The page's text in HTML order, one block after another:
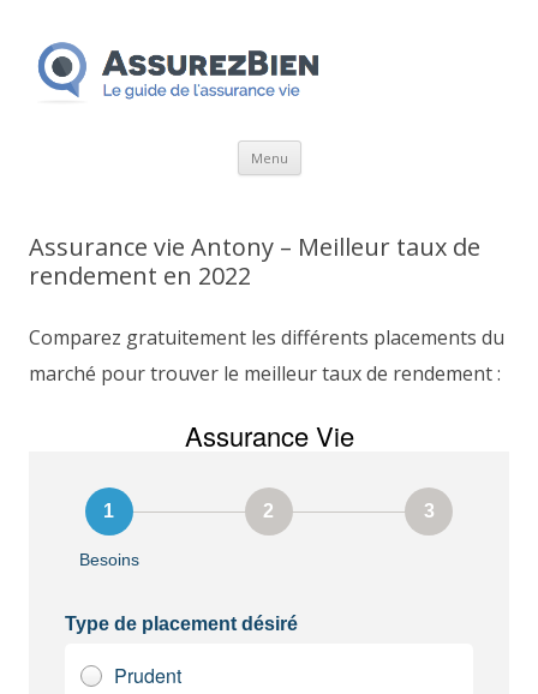
Menu Aller
Assurance vie Antony – Meilleur taux de
rendement en 2022
Comparez gratuitement les différents placements du
marché pour trouver le meilleur taux de rendement :